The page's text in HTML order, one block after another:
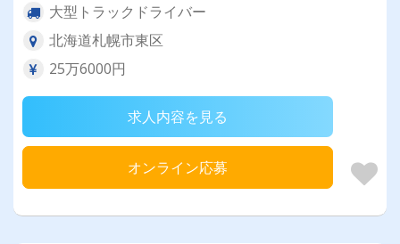
大型トラックドライバー
北海道札幌市東区
25万6000円
求人内容を見る
オンライン応募